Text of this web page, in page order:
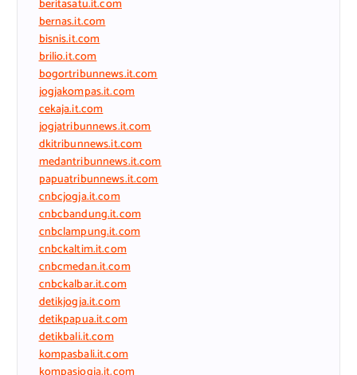
beritasatu.it.com
bernas.it.com
bisnis.it.com
brilio.it.com
bogortribunnews.it.com
jogjakompas.it.com
cekaja.it.com
jogjatribunnews.it.com
dkitribunnews.it.com
medantribunnews.it.com
papuatribunnews.it.com
cnbcjogja.it.com
cnbcbandung.it.com
cnbclampung.it.com
cnbckaltim.it.com
cnbcmedan.it.com
cnbckalbar.it.com
detikjogja.it.com
detikpapua.it.com
detikbali.it.com
kompasbali.it.com